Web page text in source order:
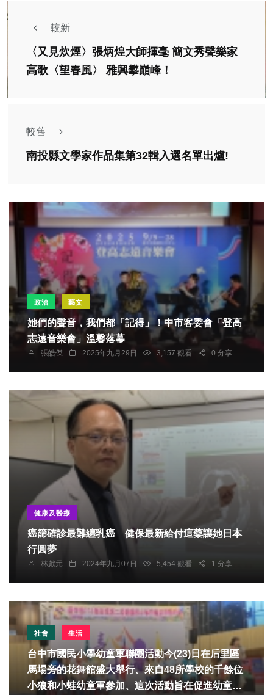
較新
〈又見炊煙〉張炳煌大師揮毫 簡文秀聲樂家
高歌〈望春風〉 雅興攀巔峰！
較舊
南投縣文學家作品集第32輯入選名單出爐!
政治 藝文
她們的聲音，我們都「記得」！中市客委會「登高
志遠音樂會」溫馨落幕
張皓傑 2025年九月29日 3,157 觀看 0 分享
健康及醫療
癌篩確診最難纏乳癌 健保最新給付這藥讓她日本
行圓夢
林獻元 2024年九月07日 5,454 觀看 1 分享
社會 生活
台中市國民小學幼童軍聯團活動今(23)日在后里區
馬場旁的花舞館盛大舉行、來自48所學校的千餘位
小狼和小蛙幼童軍參加、這次活動旨在促進幼童軍